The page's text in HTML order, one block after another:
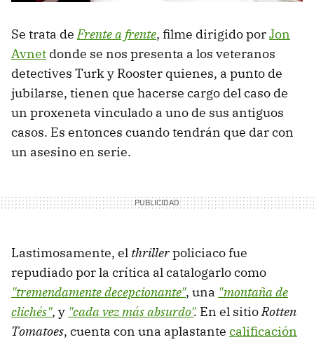
Se trata deFrente a frente, filme dirigido porJon
Avnet donde se nos presenta a los veteranos
detectives Turk y Rooster quienes, a punto de
jubilarse, tienen que hacerse cargo del caso de
un proxeneta vinculado a uno de sus antiguos
casos. Es entonces cuando tendrán que dar con
un asesino en serie.
Lastimosamente, el thrillerpoliciaco fue
repudiado por la crítica al catalogarlo como
"tremendamente decepcionante", una "montaña de
clichés", y "cada vez más absurdo". En el sitioRotten
Tomatoes, cuenta con una aplastante calificación